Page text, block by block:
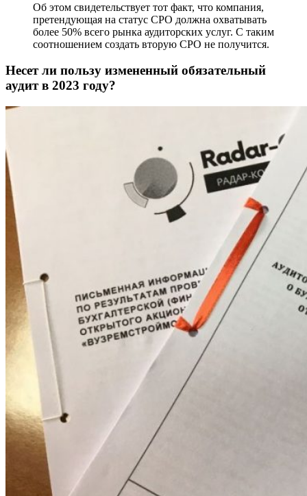
Об этом свидетельствует тот факт, что компания,
претендующая на статус СРО должна охватывать
более 50% всего рынка аудиторских услуг. С таким
соотношением создать вторую СРО не получится.
Несет ли пользу измененный обязательный
аудит в 2023 году?